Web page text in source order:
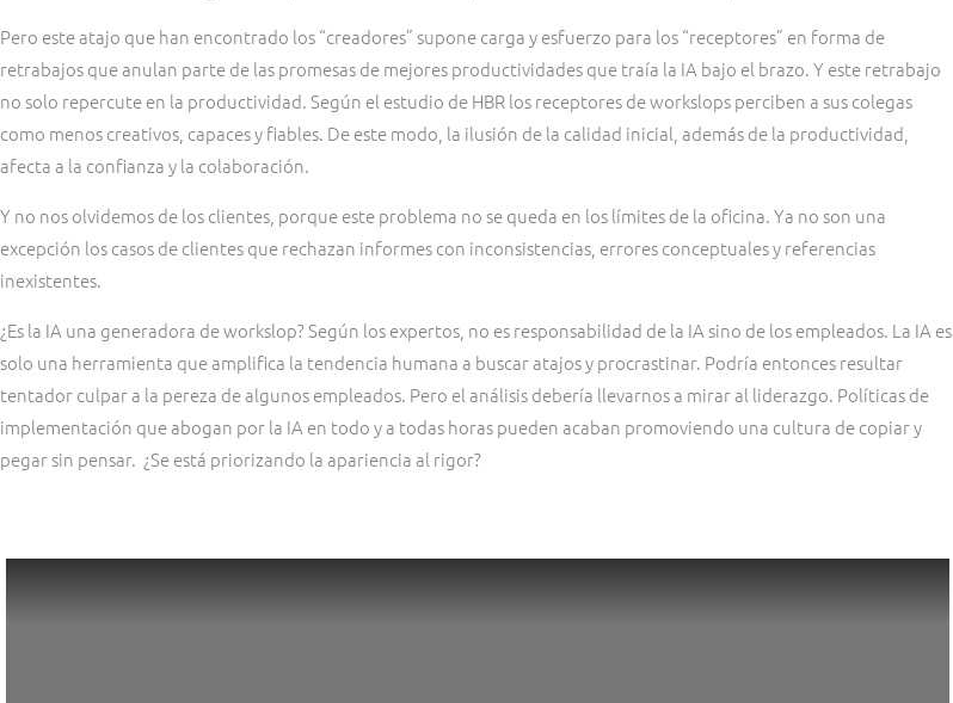
Pero este atajo que han encontrado los “creadores” supone carga y esfuerzo para los “receptores” en forma de
retrabajos que anulan parte de las promesas de mejores productividades que traía la IA bajo el brazo. Y este retrabajo
no solo repercute en la productividad. Según el estudio de HBR los receptores de workslops perciben a sus colegas
como menos creativos, capaces y fiables. De este modo, la ilusión de la calidad inicial, además de la productividad,
afecta a la confianza y la colaboración.
Y no nos olvidemos de los clientes, porque este problema no se queda en los límites de la oficina. Ya no son una
excepción los casos de clientes que rechazan informes con inconsistencias, errores conceptuales y referencias
inexistentes.
¿Es la IA una generadora de workslop? Según los expertos, no es responsabilidad de la IA sino de los empleados. La IA es
solo una herramienta que amplifica la tendencia humana a buscar atajos y procrastinar. Podría entonces resultar
tentador culpar a la pereza de algunos empleados. Pero el análisis debería llevarnos a mirar al liderazgo. Políticas de
implementación que abogan por la IA en todo y a todas horas pueden acaban promoviendo una cultura de copiar y
pegar sin pensar. ¿Se está priorizando la apariencia al rigor?